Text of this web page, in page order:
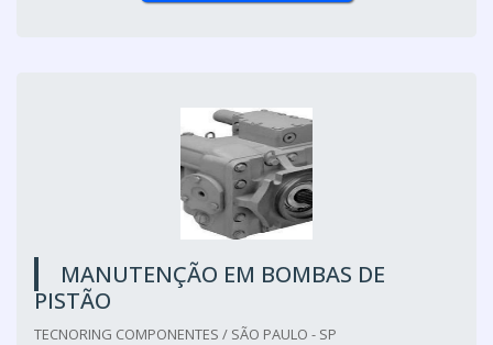
MANUTENÇÃO EM BOMBAS DE
PISTÃO
TECNORING COMPONENTES / SÃO PAULO - SP